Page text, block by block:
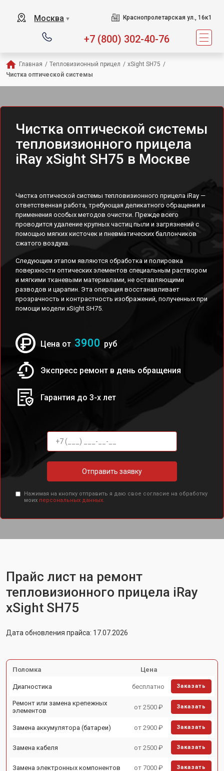
Москва ▼ Краснопролетарская ул., 16к1
+7 (800) 302-40-76
Главная / Тепловизионный прицел / xSight SH75 /
Чистка оптической системы
Чистка оптической системы
тепловизионного прицела
iRay xSight SH75 в Москве
Чистка оптической системы тепловизионного прицела iRay —
ответственная работа, требующая деликатного обращения и
применения особых методов очистки. Прежде всего
проводится удаление крупных частиц пыли и загрязнений с
помощью мягких кисточек и пневматических баллончиков
сжатого воздуха.
Следующим этапом являются обработка и полировка
поверхности оптических элементов специальным раствором
и мягкими тканевыми материалами, не оставляющими
разводов и царапин. Эта операция восстанавливает
прозрачность и контрастность изображений, полученных при
помощи модели xSight SH75.
Цена от 3900 руб
Экспресс ремонт в день обращения
Гарантия до 3-х лет
Отправить заявку
Нажимая на кнопку отправить я даю свое согласие на обработку
моих персональных данных.
Прайс лист на ремонт
тепловизионного прицела iRay
xSight SH75
Дата обновления прайса: 17.07.2026
Поломка Цена
Диагностика бесплатно Заказать
Ремонт или замена крепежных
элементов
от 2500 ₽ Заказать
Замена аккумулятора (батареи) от 2900 ₽ Заказать
Замена кабеля от 2500 ₽ Заказать
Замена электронных компонентов от 7000 ₽ Заказать